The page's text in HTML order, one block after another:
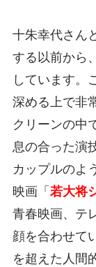
十朱幸代さん
する以前から
しています。
深める上で非
クリーンの中
息の合った演
カップルのよ
映画「 若大将
青春映画、テ
顔を合わせて
を超えた人間